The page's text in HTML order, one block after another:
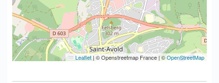
Leaflet|© Openstreetmap France | ©OpenStreetMap